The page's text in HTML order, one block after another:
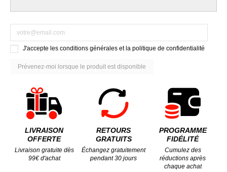
J'accepte les conditions générales et la politique de confidentialité
LIVRAISON
OFFERTE
Livraison gratuite dès
99€ d'achat
RETOURS
GRATUITS
Échangez gratuitement
pendant 30 jours
PROGRAMME
FIDÉLITÉ
Cumulez des
réductions après
chaque achat